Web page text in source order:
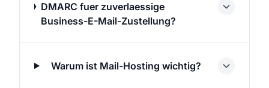
DMARC fuer zuverlaessige
Business-E-Mail-Zustellung?
Warum ist Mail-Hosting wichtig?